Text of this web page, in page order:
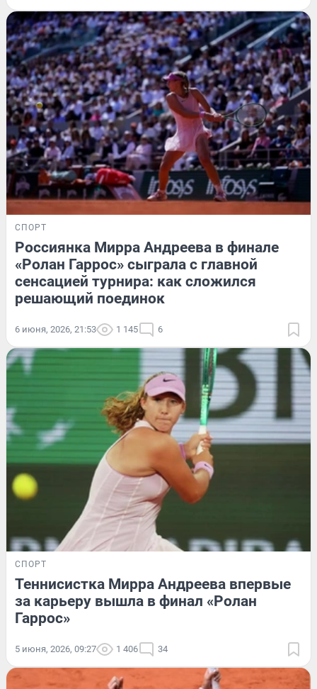
СПОРТ
Россиянка Мирра Андреева в финале
«Ролан Гаррос» сыграла с главной
сенсацией турнира: как сложился
решающий поединок
6 июня, 2026, 21:53 1 145 6
СПОРТ
Теннисистка Мирра Андреева впервые
за карьеру вышла в финал «Ролан
Гаррос»
5 июня, 2026, 09:27 1 406 34